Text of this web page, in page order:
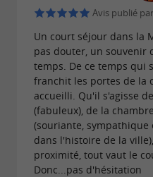
vue sublimesur la
vous glisser dans le
profondeur sur les
massages.
Maison Bakéa,
médiéval à vivre
Que vous soyezseul ,
Avis publié
Un court séjour dans la
pas douter, un
temps. De ce temps qui
franchit les portes de la
accueilli. Qu'il s'agisse
(fabuleux), de la
(souriante,
dans l'histoire de la
proximité, tout vaut le
Donc...pas d'hésitation